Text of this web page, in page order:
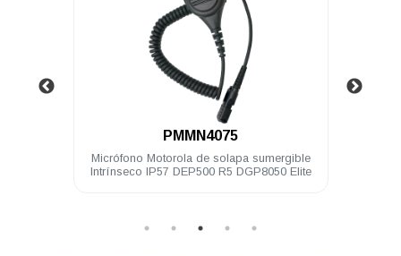
PMMN4075
Micrófono Motorola de solapa sumergible
Intrínseco IP57 DEP500 R5 DGP8050 Elite